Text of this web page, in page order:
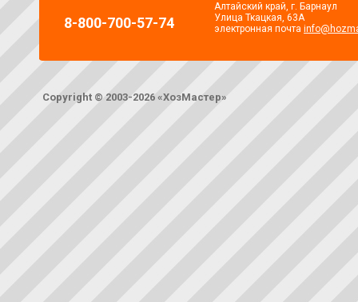
8-800-700-57-74
Алтайский край, г. Барнаул
Улица Ткацкая, 63А
электронная почта
Copyright © 2003-2026 «ХозМастер»